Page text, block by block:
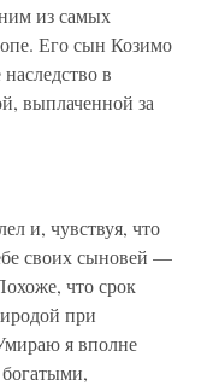
из самых
Его сын Козимо
в
выплаченной за
и, чувствуя, что
своих сыновей —
что срок
при
я вполне